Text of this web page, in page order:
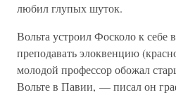
любил глупых шуток.
Вольта устроил Фосколо к себе
преподавать элоквенцию
молодой профессор обожал
Вольте в Павии, — писал он